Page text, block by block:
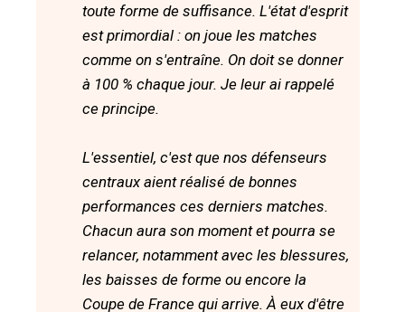
toute forme de suffisance. L'état d'esprit
est primordial : on joue les matches
comme on s'entraîne. On doit se donner
à 100 % chaque jour. Je leur ai rappelé
ce principe.
L'essentiel, c'est que nos défenseurs
centraux aient réalisé de bonnes
performances ces derniers matches.
Chacun aura son moment et pourra se
relancer, notamment avec les blessures,
les baisses de forme ou encore la
Coupe de France qui arrive. À eux d'être